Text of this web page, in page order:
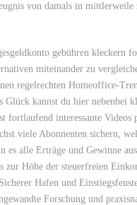
von damals in
gebühren kleckern
miteinander zu
regelrechten Homeoffice-
Glück kannst du hier nebenbei
fortlaufend interessante Videos
viele Abonnenten sichern,
es alle Erträge und Gewinne
zur Höhe der steuerfreien
Hafen und
Forschung und